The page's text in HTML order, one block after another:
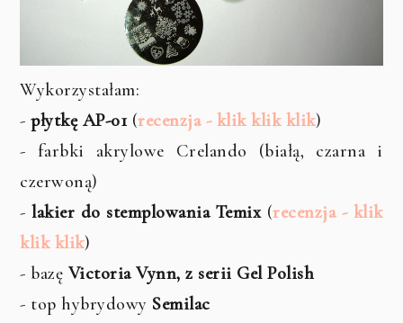
Wykorzystałam:
-płytkę AP-01 (recenzja - klik klik klik)
- farbki akrylowe Crelando (białą, czarna i
czerwoną)
-lakier do stemplowania Temix(recenzja - klik
klik klik)
- bazę Victoria Vynn, z serii Gel Polish
- top hybrydowy Semilac